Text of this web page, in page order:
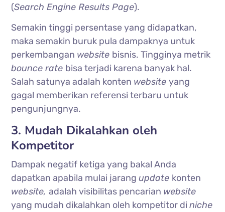
(Search Engine Results Page).
Semakin tinggi persentase yang didapatkan,
maka semakin buruk pula dampaknya untuk
perkembangan website bisnis. Tingginya metrik
bounce rate bisa terjadi karena banyak hal.
Salah satunya adalah konten websiteyang
gagal memberikan referensi terbaru untuk
pengunjungnya.
3. Mudah Dikalahkan oleh
Kompetitor
Dampak negatif ketiga yang bakal Anda
dapatkan apabila mulai jarangupdate konten
website,adalah visibilitas pencarian website
yang mudah dikalahkan oleh kompetitor diniche